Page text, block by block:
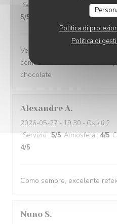
Politica di
Politica di
Servizio
Atmosfera:5/5
5/5
Very flexible on likes/dislikes,
combinations of flavours -
chocolate
Alexandre A
2026-05-27 - 19:30 - Ospiti 2
Servizio : 5/5 Atmosfera:4/5
4/5
Como sempre, excelente
Nuno S